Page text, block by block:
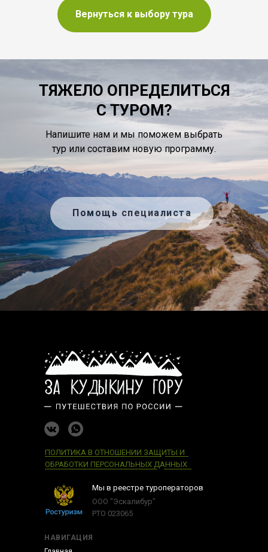
Вернуться к выбору тура
ТЯЖЕЛО ОПРЕДЕЛИТЬСЯ
С ТУРОМ?
Напишите нам и мы поможем выбрать
тур или составим новую программу.
Помощь специалиста
ПОЛИТИКА В ОТНОШЕНИИ ЗАЩИТЫ И
ОБРАБОТКИ ПЕРСОНАЛЬНЫХ ДАННЫХ
Мы в реестре туроператоров
ООО "Эскалибур"
РТО 023065
НАВИГАЦИЯ